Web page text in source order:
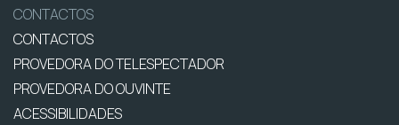
CONTACTOS
CONTACTOS
PROVEDORA DO TELESPECTADOR
PROVEDORA DO OUVINTE
ACESSIBILIDADES